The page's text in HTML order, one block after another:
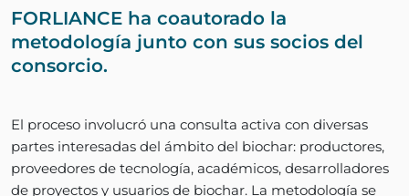
FORLIANCE ha coautorado la
metodología junto con sus socios del
consorcio.
El proceso involucró una consulta activa con diversas
partes interesadas del ámbito del biochar: productores,
proveedores de tecnología, académicos, desarrolladores
de proyectos y usuarios de biochar. La metodología se